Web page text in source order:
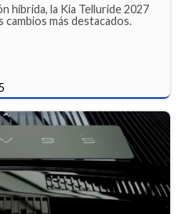
híbrida, la Kia Telluride 2027
más destacados.